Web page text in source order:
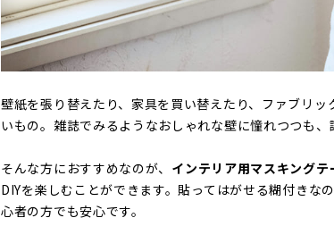
壁紙を張り替えたり、家具を買い替えたり、ファブリ
いもの。雑誌でみるようなおしゃれな壁に憧れつつも、
そんな方におすすめなのが、 インテリア用マスキングテ
DIYを楽しむことができます。貼ってはがせる糊付きな
心者の方でも安心です。